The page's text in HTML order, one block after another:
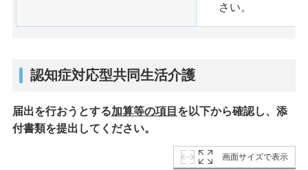
さい。
認知症対応型共同生活介護
届出を行おうとする加算等の項目 を以下から確認し、添
付書類を提出してください。
画面サイズで表示